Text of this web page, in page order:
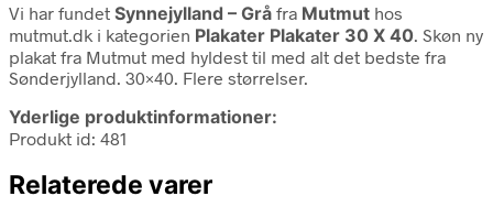
Vi har fundet Synnejylland – Grå fra Mutmut hos
mutmut.dk i kategorien Plakater Plakater 30 X 40. Skøn ny
plakat fra Mutmut med hyldest til med alt det bedste fra
Sønderjylland. 30×40. Flere størrelser.
Yderlige produktinformationer:
Produkt id: 481
Relaterede varer